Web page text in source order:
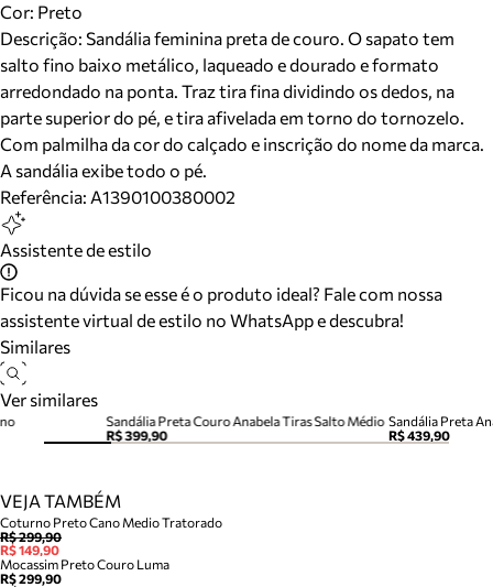
Cor: Preto
Descrição: Sandália feminina preta de couro. O sapato tem
salto fino baixo metálico, laqueado e dourado e formato
arredondado na ponta. Traz tira fina dividindo os dedos, na
parte superior do pé, e tira afivelada em torno do tornozelo.
Com palmilha da cor do calçado e inscrição do nome da marca.
A sandália exibe todo o pé.
Referência: A1390100380002
Assistente de estilo
Ficou na dúvida se esse é o produto ideal? Fale com nossa
assistente virtual de estilo no WhatsApp e descubra!
Similares
Ver similares
Sandália Preta Couro Anabela Tiras Salto Médio
R$ 399,90
Sandália Preta
R$ 439,90
VEJA TAMBÉM
Coturno Preto Cano Medio Tratorado
R$ 299,90
R$ 149,90
Mocassim Preto Couro Luma
R$ 299,90